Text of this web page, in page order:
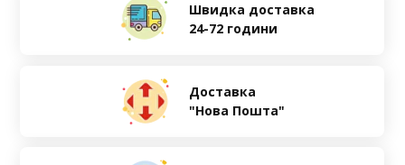
Швидка доставка
24-72 години
Доставка
"Нова Пошта"